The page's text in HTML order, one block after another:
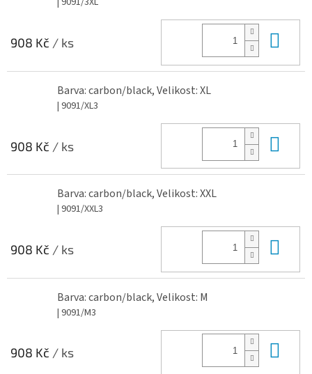
908 Kč / ks
Barva: carbon/black, Velikost: XL
| 9091/XL3
908 Kč / ks
Barva: carbon/black, Velikost: XXL
| 9091/XXL3
908 Kč / ks
Barva: carbon/black, Velikost: M
| 9091/M3
908 Kč / ks